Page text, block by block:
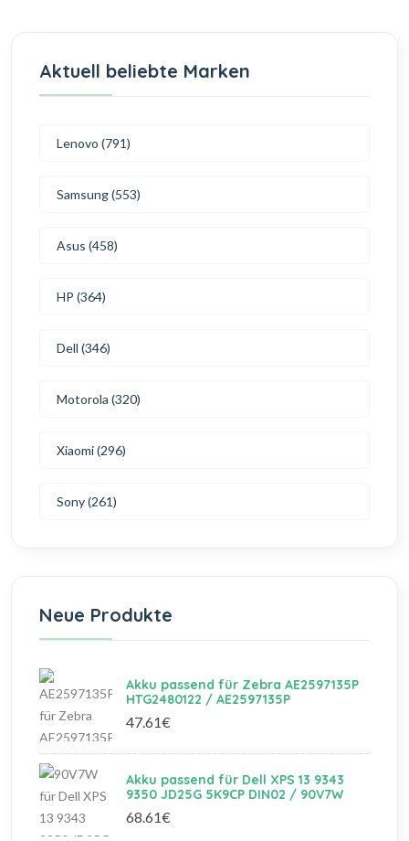
Aktuell beliebte Marken
Lenovo (791)
Samsung (553)
Asus (458)
HP (364)
Dell (346)
Motorola (320)
Xiaomi (296)
Sony (261)
Neue Produkte
Akku passend für Zebra AE2597135P
HTG2480122 / AE2597135P
47.61€
Akku passend für Dell XPS 13 9343
9350 JD25G 5K9CP DIN02 / 90V7W
68.61€